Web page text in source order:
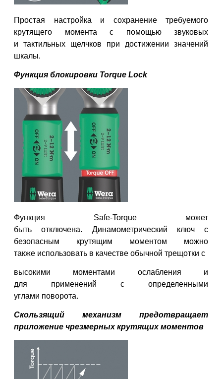
Простая настройка и сохранение требуемого
крутящего момента с помощью звуковых
и тактильных щелчков при достижении значений
шкалы.
Функция блокировки Torque Lock
Функция Safe-Torque может
бытьотключена. Динамометрический ключ с
безопасным крутящим моментом можно
также использовать в качестве обычной трещотки с
высокими моментами ослабления и
для применений с определенными
углами поворота.
Скользящий механизм предотвращает
приложение чрезмерных крутящих моментов